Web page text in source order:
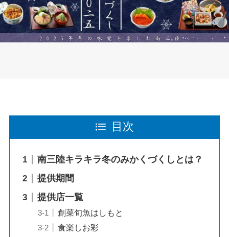
目次
南三陸キラキラ冬のみかくづくしとは？
提供期間
提供店一覧
創菜旬魚はしもと
食楽しお彩